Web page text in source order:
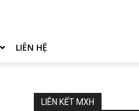
LIÊN HỆ
LIÊN KẾT MXH